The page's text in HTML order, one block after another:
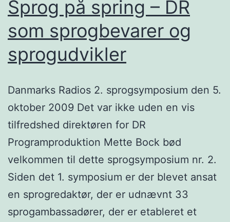
Sprog på spring – DR
som sprogbevarer og
sprogudvikler
Danmarks Radios 2. sprogsymposium den 5.
oktober 2009 Det var ikke uden en vis
tilfredshed direktøren for DR
Programproduktion Mette Bock bød
velkommen til dette sprogsymposium nr. 2.
Siden det 1. symposium er der blevet ansat
en sprogredaktør, der er udnævnt 33
sprogambassadører, der er etableret et